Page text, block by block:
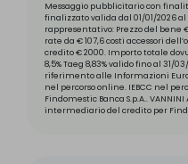
Messaggio pubblicitario con
finalizzato valida dal 01/01/2026
rappresentativo: Prezzo del bene €
rate da € 107,6 costi accessori
credito € 2000. Importo totale
8,5% Taeg 8,83% valido fino al 31/
riferimento alle Informazioni
nel percorso online. IEBCC nel
Findomestic Banca S.p.A.. VANNINI
intermediario del credito per